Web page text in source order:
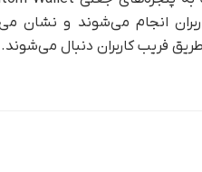
انجام می‌شوند و نشان
فریب کاربران دنبال می‌شوند.